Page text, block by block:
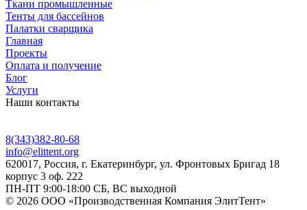
Ткани промышленные
Тенты для бассейнов
Палатки сварщика
Главная
Проекты
Оплата и получение
Блог
Услуги
Наши контакты
8(343)382-80-68
info@elittent.org
620017, Россия, г. Екатеринбург, ул. Фронтовых Бригад 18
корпус 3 оф. 222
ПН-ПТ 9:00-18:00 СБ, ВС выходной
© 2026 ООО «Производственная Компания ЭлитТент»